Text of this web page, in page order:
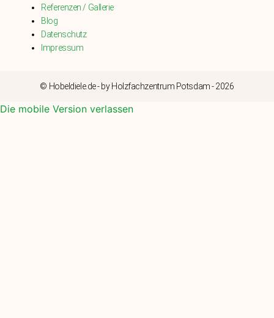
Referenzen / Gallerie
Blog
Datenschutz
Impressum
© Hobeldiele.de - by Holzfachzentrum Potsdam - 2026
Die mobile Version verlassen